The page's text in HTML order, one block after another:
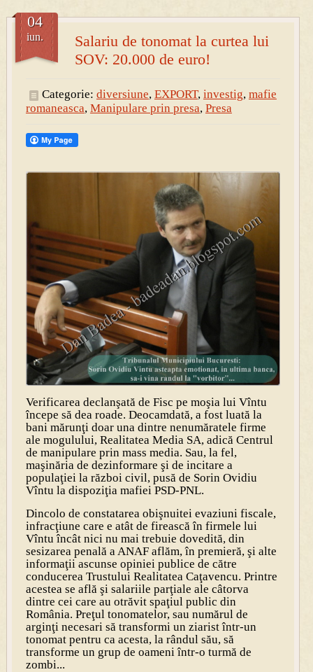
Salariu de tonomat la curtea lui
SOV: 20.000 de euro!
04
iun.
Categorie: diversiune, EXPORT, investig, mafie
romaneasca, Manipulare prin presa, Presa
Verificarea declanşată de Fisc pe moşia lui Vîntu
începe să dea roade. Deocamdată, a fost luată la
bani mărunţi doar una dintre nenumăratele firme
ale mogulului, Realitatea Media SA, adică Centrul
de manipulare prin mass media. Sau, la fel,
maşinăria de dezinformare şi de incitare a
populaţiei la război civil, pusă de Sorin Ovidiu
Vîntu la dispoziţia mafiei PSD-PNL.
Dincolo de constatarea obişnuitei evaziuni fiscale,
infracţiune care e atât de firească în firmele lui
Vîntu încât nici nu mai trebuie dovedită, din
sesizarea penală a ANAF aflăm, în premieră, şi alte
informaţii ascunse opiniei publice de către
conducerea Trustului Realitatea Caţavencu. Printre
acestea se află şi salariile parţiale ale câtorva
dintre cei care au otrăvit spaţiul public din
România. Preţul tonomatelor, sau numărul de
arginţi necesari să transformi un ziarist într-un
tonomat pentru ca acesta, la rândul său, să
transforme un grup de oameni într-o turmă de
zombi...